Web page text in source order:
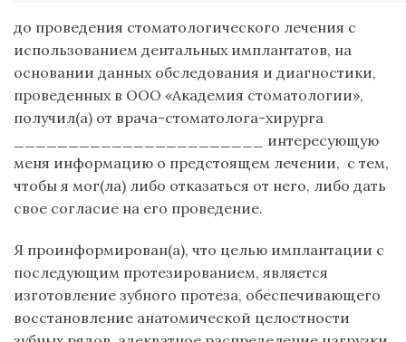
до проведения стоматологического лечения с
использованием дентальных имплантатов, на
основании данных обследования и диагностики,
проведенных в ООО «Академия стоматологии»,
получил(а) от врача-стоматолога-хирурга
_______________________ интересующую
меня информацию о предстоящем лечении, с тем,
чтобы я мог(ла) либо отказаться от него, либо дать
свое согласие на его проведение.
Я проинформирован(а), что целью имплантации с
последующим протезированием, является
изготовление зубного протеза, обеспечивающего
восстановление анатомической целостности